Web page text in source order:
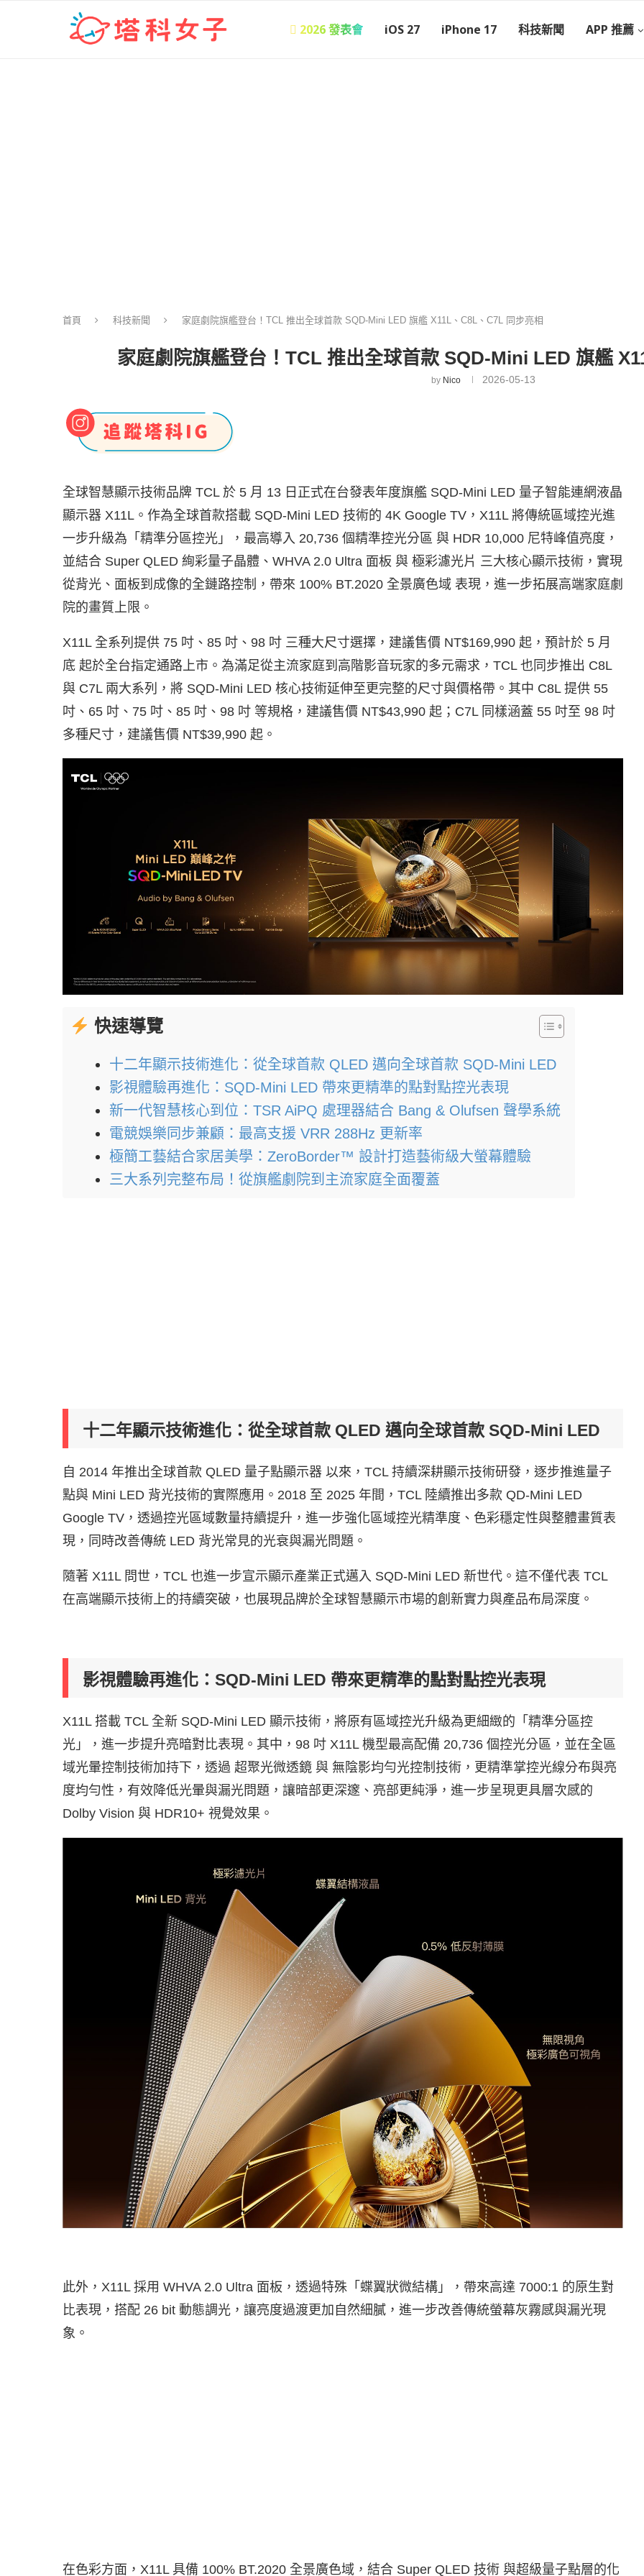
 2026 發表會 iOS 27 iPhone 17 科技新聞 APP 推薦
首頁 科技新聞 家庭劇院旗艦登台！TCL 推出全球首款 SQD-Mini LED 旗艦 X11L、C8L、C7L 同步亮相
家庭劇院旗艦登台！TCL 推出全球首款 SQD-Mini LED 旗艦
by Nico 2026-05-13
全球智慧顯示技術品牌 TCL 於 5 月 13 日正式在台發表年度旗艦 SQD-Mini LED 量子智能連網液晶
顯示器 X11L。作為全球首款搭載 SQD-Mini LED 技術的 4K Google TV，X11L 將傳統區域控光進
一步升級為「精準分區控光」，最高導入 20,736 個精準控光分區 與 HDR 10,000 尼特峰值亮度，
並結合 Super QLED 絢彩量子晶體、WHVA 2.0 Ultra 面板 與 極彩濾光片 三大核心顯示技術，實現
從背光、面板到成像的全鏈路控制，帶來 100% BT.2020 全景廣色域 表現，進一步拓展高端家庭劇
院的畫質上限。
X11L 全系列提供 75 吋、85 吋、98 吋 三種大尺寸選擇，建議售價 NT$169,990 起，預計於 5 月
底 起於全台指定通路上市。為滿足從主流家庭到高階影音玩家的多元需求，TCL 也同步推出 C8L
與 C7L 兩大系列，將 SQD-Mini LED 核心技術延伸至更完整的尺寸與價格帶。其中 C8L 提供 55
吋、65 吋、75 吋、85 吋、98 吋 等規格，建議售價 NT$43,990 起；C7L 同樣涵蓋 55 吋至 98 吋
多種尺寸，建議售價 NT$39,990 起。
快速導覽
十二年顯示技術進化：從全球首款 QLED 邁向全球首款 SQD-Mini LED
影視體驗再進化：SQD-Mini LED 帶來更精準的點對點控光表現
新一代智慧核心到位：TSR AiPQ 處理器結合 Bang & Olufsen 聲學系統
電競娛樂同步兼顧：最高支援 VRR 288Hz 更新率
極簡工藝結合家居美學：ZeroBorder™ 設計打造藝術級大螢幕體驗
三大系列完整布局！從旗艦劇院到主流家庭全面覆蓋
十二年顯示技術進化：從全球首款 QLED 邁向全球首款 SQD-Mini LED
自 2014 年推出全球首款 QLED 量子點顯示器 以來，TCL 持續深耕顯示技術研發，逐步推進量子
點與 Mini LED 背光技術的實際應用。2018 至 2025 年間，TCL 陸續推出多款 QD-Mini LED
Google TV，透過控光區域數量持續提升，進一步強化區域控光精準度、色彩穩定性與整體畫質表
現，同時改善傳統 LED 背光常見的光衰與漏光問題。
隨著 X11L 問世，TCL 也進一步宣示顯示產業正式邁入 SQD-Mini LED 新世代。這不僅代表 TCL
在高端顯示技術上的持續突破，也展現品牌於全球智慧顯示市場的創新實力與產品布局深度。
影視體驗再進化：SQD-Mini LED 帶來更精準的點對點控光表現
X11L 搭載 TCL 全新 SQD-Mini LED 顯示技術，將原有區域控光升級為更細緻的「精準分區控
光」，進一步提升亮暗對比表現。其中，98 吋 X11L 機型最高配備 20,736 個控光分區，並在全區
域光暈控制技術加持下，透過 超聚光微透鏡 與 無陰影均勻光控制技術，更精準掌控光線分布與亮
度均勻性，有效降低光暈與漏光問題，讓暗部更深邃、亮部更純淨，進一步呈現更具層次感的
Dolby Vision 與 HDR10+ 視覺效果。
此外，X11L 採用 WHVA 2.0 Ultra 面板，透過特殊「蝶翼狀微結構」，帶來高達 7000:1 的原生對
比表現，搭配 26 bit 動態調光，讓亮度過渡更加自然細膩，進一步改善傳統螢幕灰霧感與漏光現
象。
在色彩方面，X11L 具備 100% BT.2020 全景廣色域，結合 Super QLED 技術 與超級量子點層的化